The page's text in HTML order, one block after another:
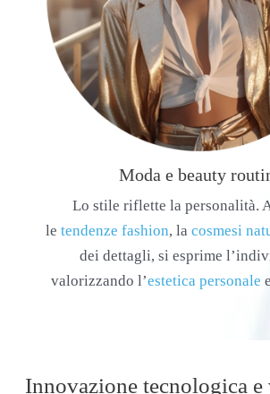
Moda e beauty
Lo stile riflette la personalità.
le tendenze fashion, la cosmesi
dei dettagli, si esprime
valorizzando l’estetica personale
Innovazione tecnologica